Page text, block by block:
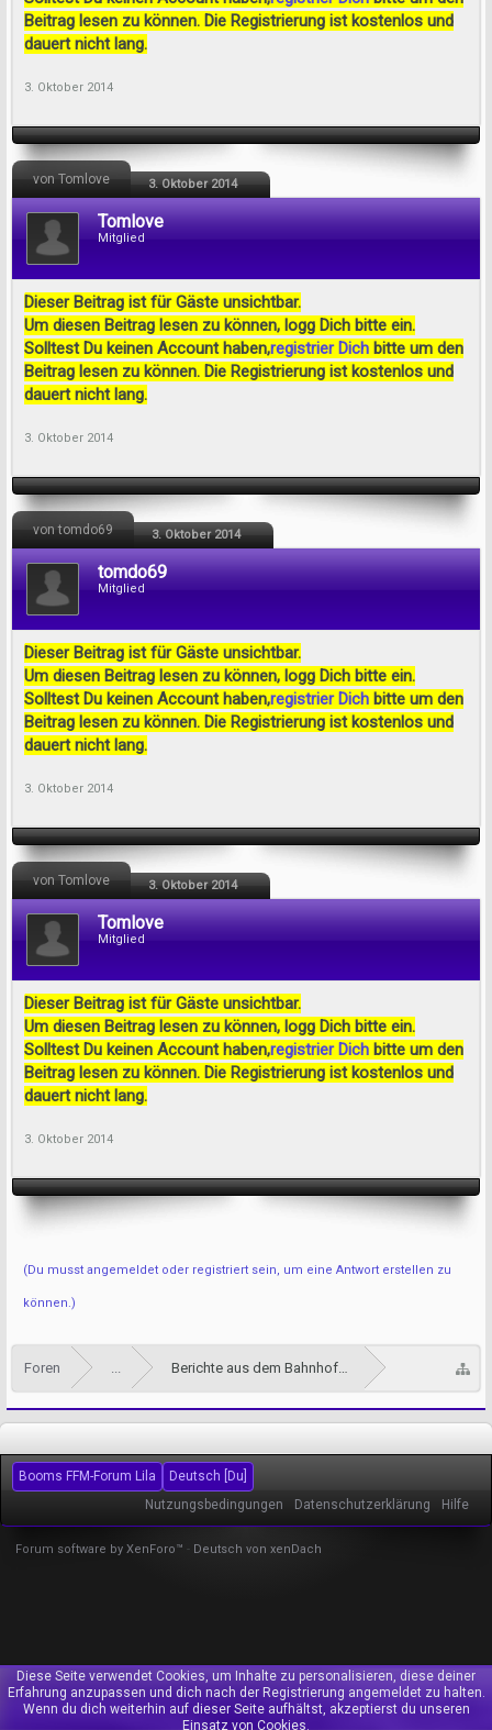
Beitrag lesen zu können. Die Registrierung ist kostenlos und
dauert nicht lang.
3. Oktober 2014
von Tomlove 3. Oktober 2014
Tomlove
Mitglied
Dieser Beitrag ist für Gäste unsichtbar.
Um diesen Beitrag lesen zu können, logg Dich bitte ein.
Solltest Du keinen Account haben,registrier Dich bitte um den
Beitrag lesen zu können. Die Registrierung ist kostenlos und
dauert nicht lang.
3. Oktober 2014
von tomdo69 3. Oktober 2014
tomdo69
Mitglied
Dieser Beitrag ist für Gäste unsichtbar.
Um diesen Beitrag lesen zu können, logg Dich bitte ein.
Solltest Du keinen Account haben,registrier Dich bitte um den
Beitrag lesen zu können. Die Registrierung ist kostenlos und
dauert nicht lang.
3. Oktober 2014
von Tomlove 3. Oktober 2014
Tomlove
Mitglied
Dieser Beitrag ist für Gäste unsichtbar.
Um diesen Beitrag lesen zu können, logg Dich bitte ein.
Solltest Du keinen Account haben,registrier Dich bitte um den
Beitrag lesen zu können. Die Registrierung ist kostenlos und
dauert nicht lang.
3. Oktober 2014
(Du musst angemeldet oder registriert sein, um eine Antwort erstellen zu
können.)
Foren ... Berichte aus dem Bahnhofsviertel
Booms FFM-Forum Lila
Deutsch [Du]
Nutzungsbedingungen
Datenschutzerklärung Hilfe
Forum software by XenForo™ - Deutsch von xenDach
Diese Seite verwendet Cookies, um Inhalte zu personalisieren, diese deiner
Erfahrung anzupassen und dich nach der Registrierung angemeldet zu halten.
Wenn du dich weiterhin auf dieser Seite aufhältst, akzeptierst du unseren
Einsatz von Cookies.